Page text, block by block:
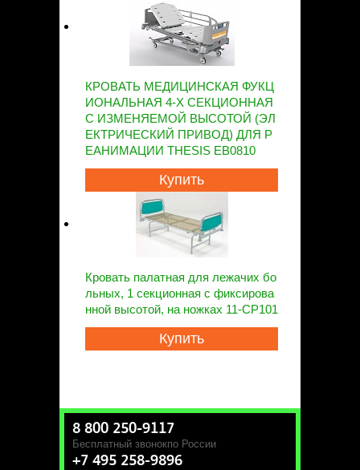
КРОВАТЬ МЕДИЦИНСКАЯ ФУКЦ
ИОНАЛЬНАЯ 4-Х СЕКЦИОННАЯ
С ИЗМЕНЯЕМОЙ ВЫСОТОЙ (ЭЛ
ЕКТРИЧЕСКИЙ ПРИВОД) ДЛЯ Р
ЕАНИМАЦИИ THESIS EB0810
Купить
Кровать палатная для лежачих бо
льных, 1 секционная с фиксирова
нной высотой, на ножках 11-CP101
Купить
8 800 250-9117
Бесплатный звонокпо России
+7 495 258-9896